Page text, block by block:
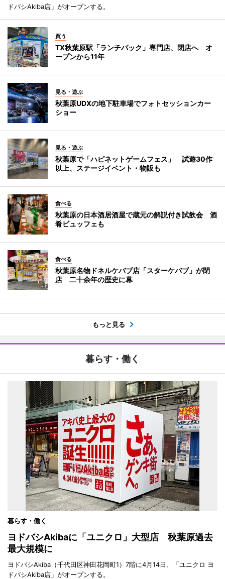
ドバシAkiba店」がオープンする。
買う
TX秋葉原駅「ランチパック」専門店、閉店へ オ
ープンから11年
見る・遊ぶ
秋葉原UDXの地下駐車場でフォトセッションカー
ショー
見る・遊ぶ
秋葉原で「ハピネットゲームフェス」 試遊30作
以上、ステージイベント・物販も
食べる
秋葉原の日本酒居酒屋で蔵元の解説付き試飲会 酒
肴ビュッフェも
食べる
秋葉原名物ドネルケバブ店「スターケバブ」が閉
店 二十余年の歴史に幕
もっと見る
暮らす・働く
暮らす・働く
ヨドバシAkibaに「ユニクロ」大型店 秋葉原過去
最大規模に
ヨドバシAkiba（千代田区神田花岡町1）7階に4月14日、「ユニクロ ヨ
ドバシAkiba店」がオープンする。